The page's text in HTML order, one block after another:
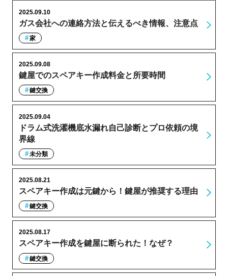
ガス会社への連絡方法と伝えるべき情報、注意点
2025.09.10
家
鍵屋でのスペアキー作成料金と所要時間
2025.09.08
鍵交換
ドラム式洗濯機底水漏れ自己診断とプロ依頼の境
界線
2025.09.04
未分類
スペアキー作成は元鍵から！鍵屋が推奨する理由
2025.08.21
鍵交換
スペアキー作成を鍵屋に断られた！なぜ？
2025.08.17
鍵交換